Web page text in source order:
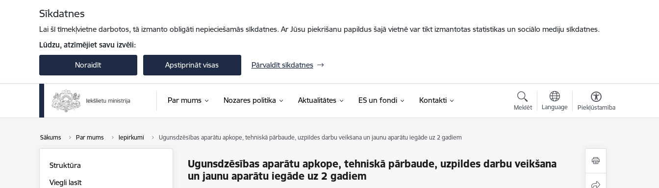
Sīkdatnes
Lai šī tīmekļvietne darbotos, tā izmanto obligāti nepieciešamās sīkdatnes. Ar Jūsu piekrišanu papildus šajā vietnē var tikt izmantotas statistikas un sociālo mediju sīkdatnes.
Lūdzu, atzīmējiet savu izvēli:
Noraidīt Apstiprināt visas Pārvaldīt sīkdatnes
Par mums Nozares politika Aktualitātes ES un fondi Kontakti
Meklēt Language Piekļūstamība
Sākums Par mums Iepirkumi Ugunsdzēsības aparātu apkope, tehniskā pārbaude, uzpildes darbu veikšana un jaunu aparātu iegāde uz 2 gadiem
Ugunsdzēsības aparātu apkope, tehniskā pārbaude, uzpildes darbu veikšana
un jaunu aparātu iegāde uz 2 gadiem
Struktūra
Viegli lasīt